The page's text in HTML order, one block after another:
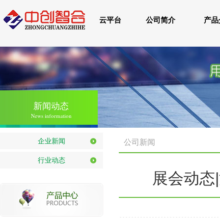
云平台 公司简介 产
新闻动态
News information
企业新闻
行业动态
公司新闻
展会动